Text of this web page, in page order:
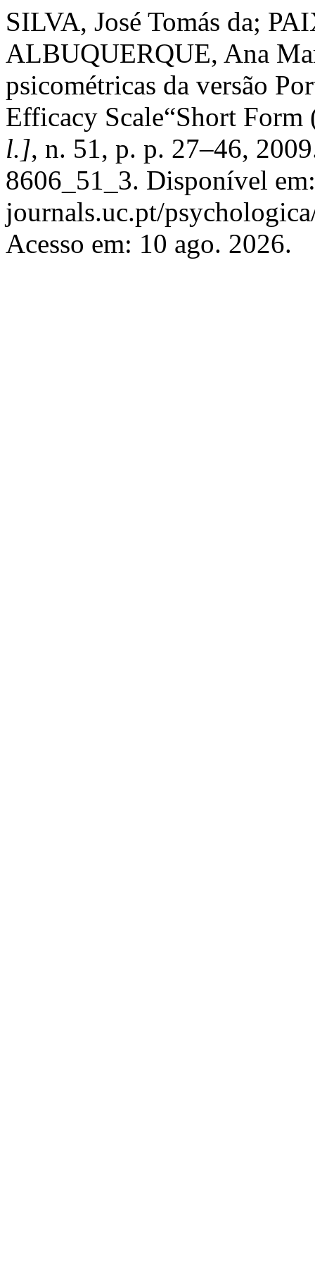
SILVA, José Tomás da;
ALBUQUERQUE, Ana
psicométricas da versão
Efficacy Scale“Short
l.], n. 51, p. p. 27–46,
8606_51_3. Disponível
journals.uc.pt/
Acesso em: 10 ago. 2026.